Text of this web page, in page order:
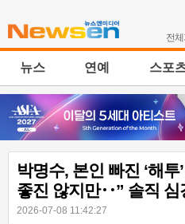
전
뉴스 연예 스포
박명수, 본인 빠진 ‘해투
좋진 않지만‥” 솔직 심
2026-07-08 11:42:27